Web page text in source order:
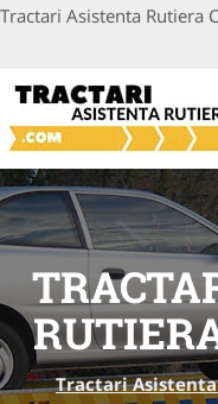
Tractari Asistenta Rutiera
Tractari